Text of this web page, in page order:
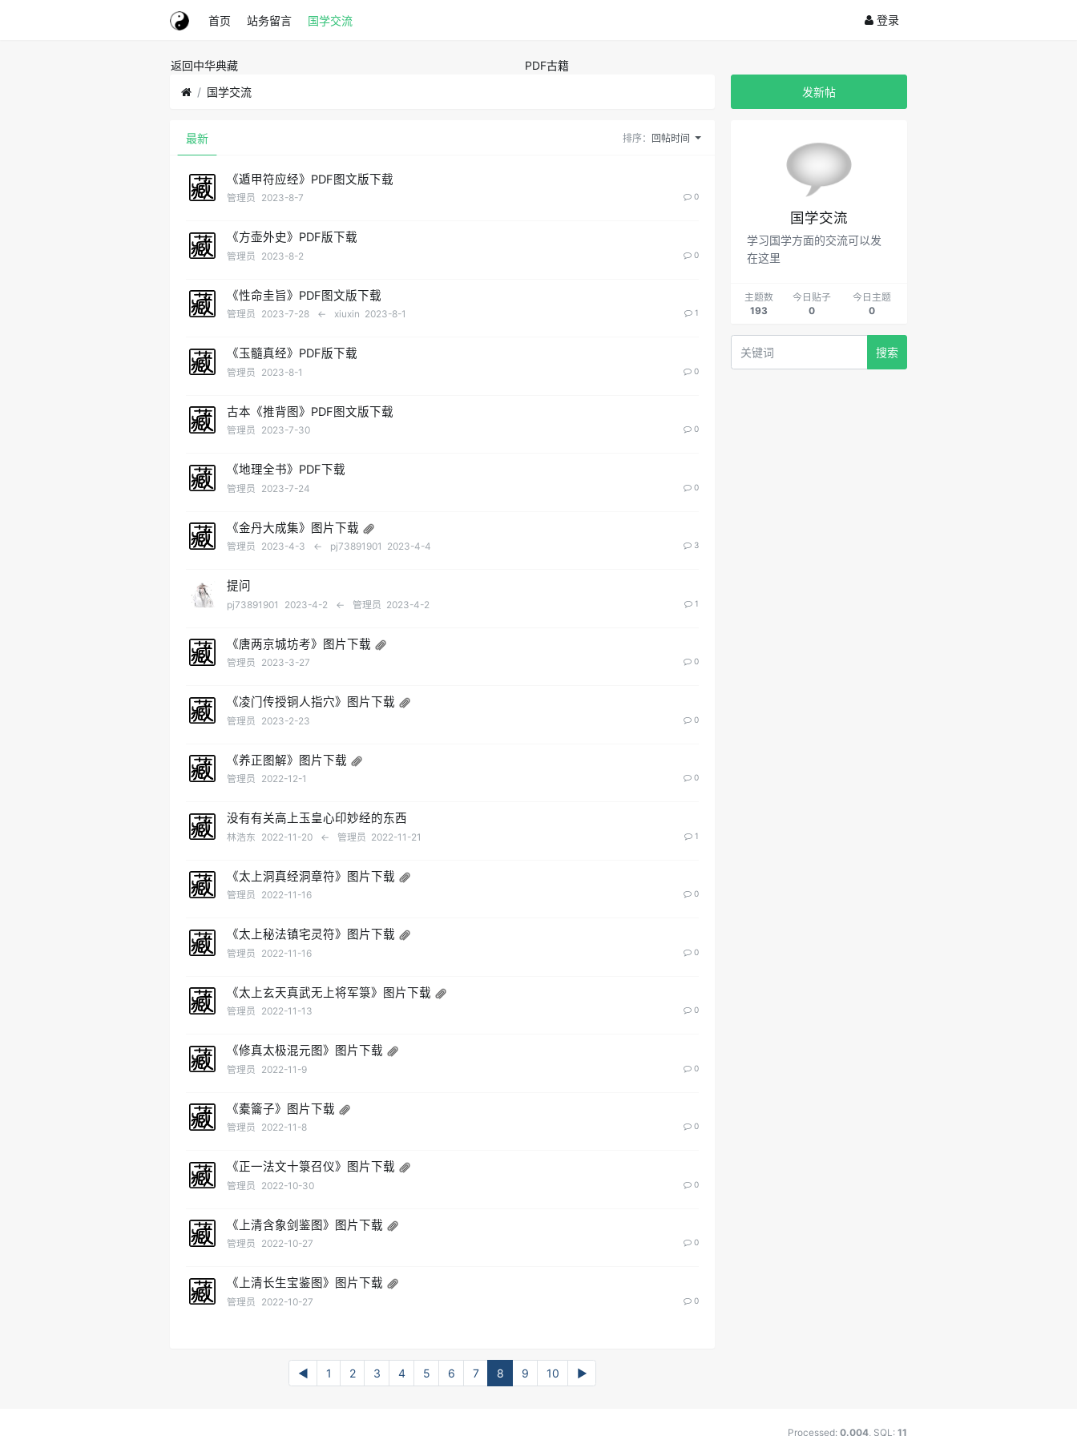
首页 站务留言 国学交流 登录
返回中华典藏
PDF古籍
国学交流
最新 排序： 回帖时间
《遁甲符应经》PDF图文版下载
管理员 2023-8-7 0
《方壶外史》PDF版下载
管理员 2023-8-2 0
《性命圭旨》PDF图文版下载
管理员 2023-7-28 ← xiuxin 2023-8-1 1
《玉髓真经》PDF版下载
管理员 2023-8-1 0
古本《推背图》PDF图文版下载
管理员 2023-7-30 0
《地理全书》PDF下载
管理员 2023-7-24 0
《金丹大成集》图片下载
管理员 2023-4-3 ← pj73891901 2023-4-4 3
提问
pj73891901 2023-4-2 ← 管理员 2023-4-2 1
《唐两京城坊考》图片下载
管理员 2023-3-27 0
《凌门传授铜人指穴》图片下载
管理员 2023-2-23 0
《养正图解》图片下载
管理员 2022-12-1 0
没有有关高上玉皇心印妙经的东西
林浩东 2022-11-20 ← 管理员 2022-11-21 1
《太上洞真经洞章符》图片下载
管理员 2022-11-16 0
《太上秘法镇宅灵符》图片下载
管理员 2022-11-16 0
《太上玄天真武无上将军箓》图片下载
管理员 2022-11-13 0
《修真太极混元图》图片下载
管理员 2022-11-9 0
《橐籥子》图片下载
管理员 2022-11-8 0
《正一法文十箓召仪》图片下载
管理员 2022-10-30 0
《上清含象剑鉴图》图片下载
管理员 2022-10-27 0
《上清长生宝鉴图》图片下载
管理员 2022-10-27 0
◀ 1 2 3 4 5 6 7 8 9 10 ▶
发新帖
国学交流
学习国学方面的交流可以发
在这里
主题数
193
今日贴子
0
今日主题
0
搜索
Processed: 0.004, SQL: 11